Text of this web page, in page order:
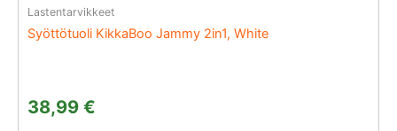
Lastentarvikkeet
Syöttötuoli KikkaBoo Jammy 2in1, White
38,99 €